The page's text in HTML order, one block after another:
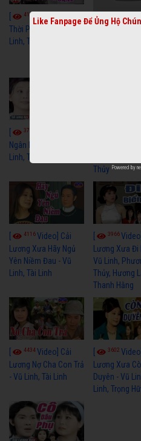
4111 Video] Một
Thời Phóng Đãng - Vũ
Linh, Tài Linh, Chí Linh
3659
3770
Ngân Hà - Vũ Linh, Tài
Linh, Thoại Mỹ
Thủy
4116Video] Cải
Lương Xưa Hãy Ngủ
Yên Niềm Đau - Vũ
Linh, Tài Linh
3966
Lương Xưa Đi
Vũ Linh,
Thủy, Hương
Thanh Hằng
4434Video] Cải
Lương Nợ Cha Con Trả
- Vũ Linh, Tài Linh
3602
Lương Xưa
Duyên - Vũ
Linh, Trọng
Like Fanpage Để Ủng Hộ
Powered by